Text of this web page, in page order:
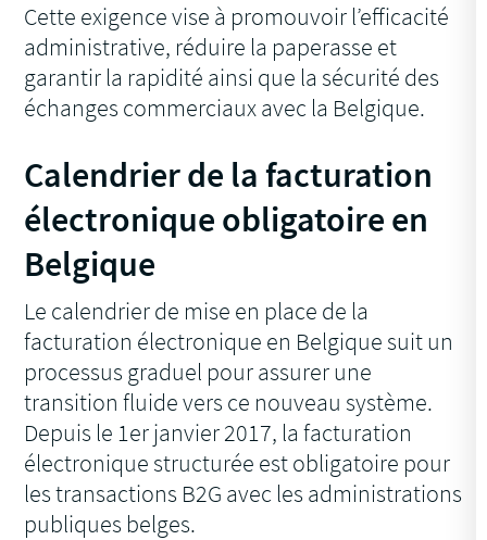
Cette exigence vise à promouvoir l’efficacité
administrative, réduire la paperasse et
garantir la rapidité ainsi que la sécurité des
échanges commerciaux avec la Belgique.
Calendrier de la facturation
électronique obligatoire en
Belgique
Le calendrier de mise en place de la
facturation électronique en Belgique suit un
processus graduel pour assurer une
transition fluide vers ce nouveau système.
Depuis le 1er janvier 2017, la facturation
électronique structurée est obligatoire pour
les transactions B2G avec les administrations
publiques belges.